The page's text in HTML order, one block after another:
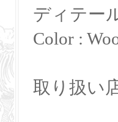
ディテー
Color :
取り扱い